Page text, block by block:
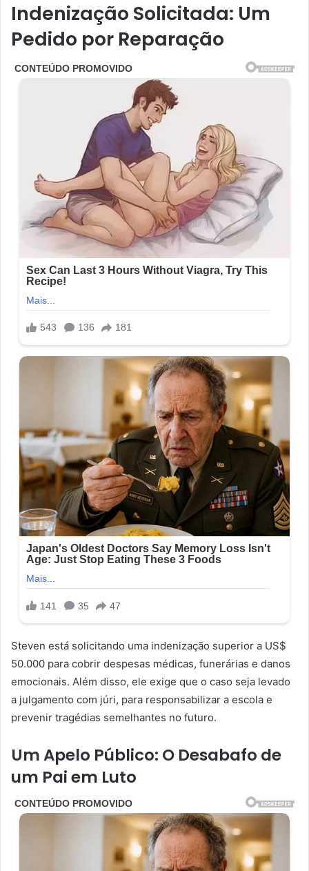
Indenização Solicitada: Um
Pedido por Reparação
Steven está solicitando uma indenização superior a US$
50.000 para cobrir despesas médicas, funerárias e danos
emocionais. Além disso, ele exige que o caso seja levado
a julgamento com júri, para responsabilizar a escola e
prevenir tragédias semelhantes no futuro.
Um Apelo Público: O Desabafo de
um Pai em Luto